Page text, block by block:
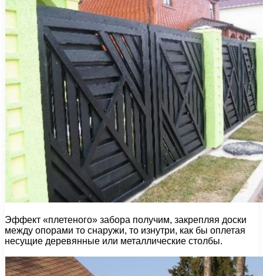
Эффект «плетеного» забора получим, закрепляя доски
между опорами то снаружи, то изнутри, как бы оплетая
несущие деревянные или металлические столбы.